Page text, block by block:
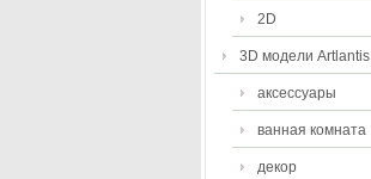
2D
3D модели Artlantis
аксессуары
ванная комната
декор